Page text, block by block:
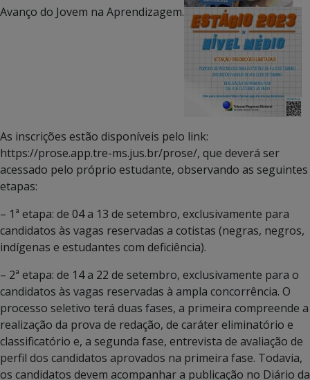
Avanço do Jovem na Aprendizagem.
As inscrições estão disponíveis pelo link:
https://prose.app.tre-ms.jus.br/prose/, que deverá ser
acessado pelo próprio estudante, observando as seguintes
etapas:
– 1ª etapa: de 04 a 13 de setembro, exclusivamente para
candidatos às vagas reservadas a cotistas (negras, negros,
indígenas e estudantes com deficiência).
– 2ª etapa: de 14 a 22 de setembro, exclusivamente para o
candidatos às vagas reservadas à ampla concorrência. O
processo seletivo terá duas fases, a primeira compreende a
realização da prova de redação, de caráter eliminatório e
classificatório e, a segunda fase, entrevista de avaliação de
perfil dos candidatos aprovados na primeira fase. Todavia,
os candidatos devem acompanhar a publicação no Diário da